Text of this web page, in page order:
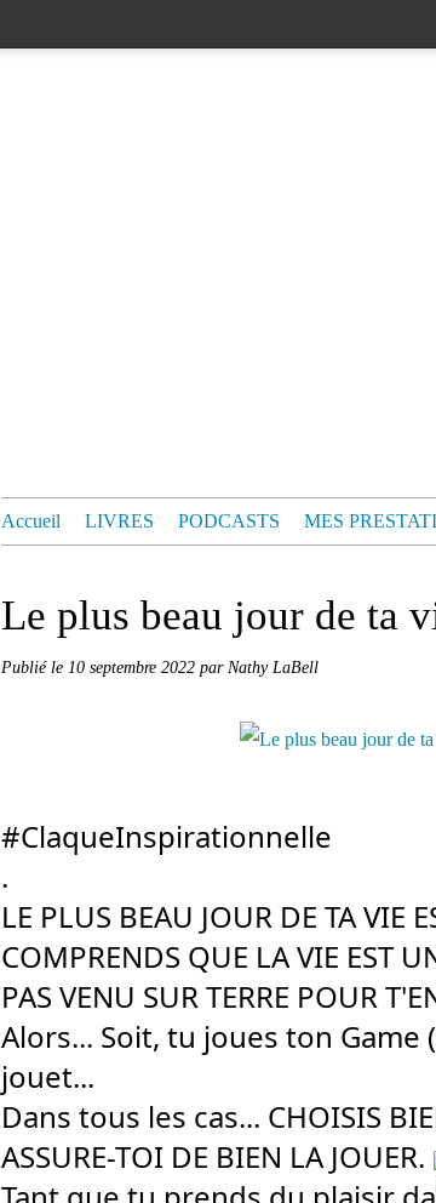
Accueil LIVRES PODCASTS MES
Le plus beau jour de ta
Publié le 10 septembre 2022 par Nathy LaBell
#ClaqueInspirationnelle
.
LE PLUS BEAU JOUR DE TA VIE
COMPRENDS QUE LA VIE EST
PAS VENU SUR TERRE POUR
Alors... Soit, tu joues ton Game
jouet...
Dans tous les cas... CHOISIS
ASSURE-TOI DE BIEN LA JOUER.